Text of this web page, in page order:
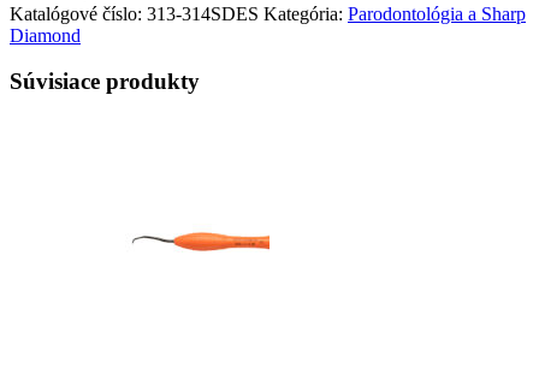
Katalógové číslo: 313-314SDES Kategória: Parodontológia a Sharp
Diamond
Súvisiace produkty